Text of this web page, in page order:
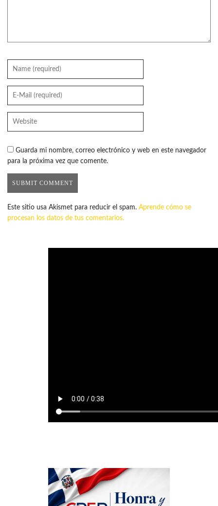
Guarda mi nombre, correo electrónico y web en este navegador
para la próxima vez que comente.
Este sitio usa Akismet para reducir el spam. Aprende cómo se
procesan los datos de tus comentarios.